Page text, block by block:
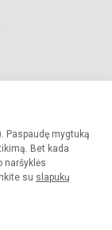
Paspaudę mygtuką
Bet kada
naršyklės
su slapukų
griežtai draudžiama.